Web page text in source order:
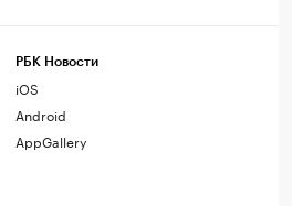
РБК Новости
iOS
Android
AppGallery